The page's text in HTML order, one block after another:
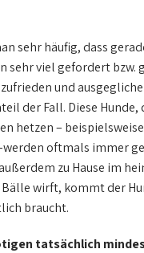
sehr häufig, dass
sehr viel gefordert bzw.
und
der Fall. Diese Hunde,
hetzen –
oftmals immer
zu Hause im
wirft, kommt der
braucht.
tatsächlich